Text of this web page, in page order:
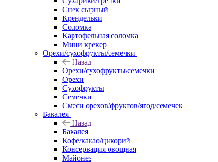
Снек сырный
Крендельки
Соломка
Картофельная соломка
Мини крекер
Орехи/сухофрукты/семечки
Назад
Орехи/сухофрукты/семечки
Орехи
Сухофрукты
Семечки
Смеси орехов/фруктов/ягод/семечек
Бакалея
Назад
Бакалея
Кофе/какао/цикорий
Консервация овощная
Майонез